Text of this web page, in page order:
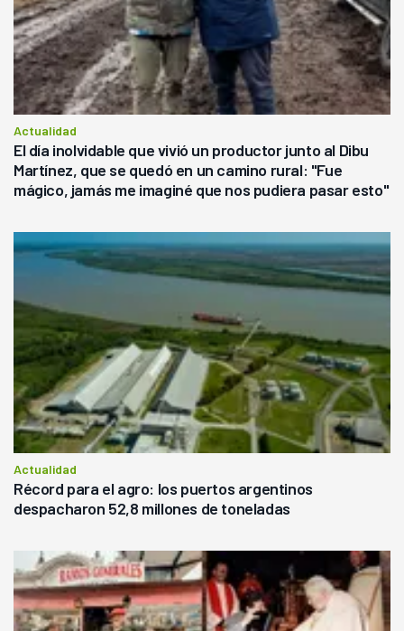
Actualidad
El día inolvidable que vivió un productor junto al Dibu
Martínez, que se quedó en un camino rural: "Fue
mágico, jamás me imaginé que nos pudiera pasar esto"
Actualidad
Récord para el agro: los puertos argentinos
despacharon 52,8 millones de toneladas